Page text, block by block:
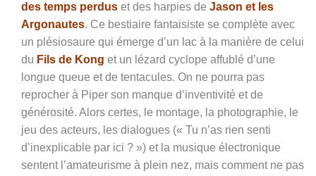
des temps perdus et des harpies de Jason et les
Argonautes. Ce bestiaire fantaisiste se complète avec
un plésiosaure qui émerge d’un lac à la manière de celui
du Fils de Kong et un lézard cyclope affublé d’une
longue queue et de tentacules. On ne pourra pas
reprocher à Piper son manque d’inventivité et de
générosité. Alors certes, le montage, la photographie, le
jeu des acteurs, les dialogues (« Tu n’as rien senti
d’inexplicable par ici ? ») et la musique électronique
sentent l’amateurisme à plein nez, mais comment ne pas